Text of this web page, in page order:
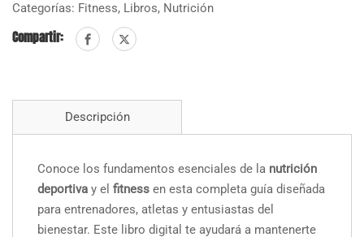
Entrenadores
-
de
Fácil
Comprensión
Categorías: Fitness, Libros, Nutrición
Compartir:
Descripción
Conoce los fundamentos esenciales de la nutrición
deportiva y el fitness en esta completa guía diseñada
para entrenadores, atletas y entusiastas del
bienestar. Este libro digital te ayudará a mantenerte